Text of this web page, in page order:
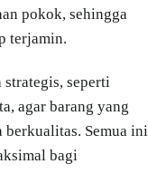
pokok, sehingga
terjamin.
seperti
agar barang yang
Semua ini
bagi